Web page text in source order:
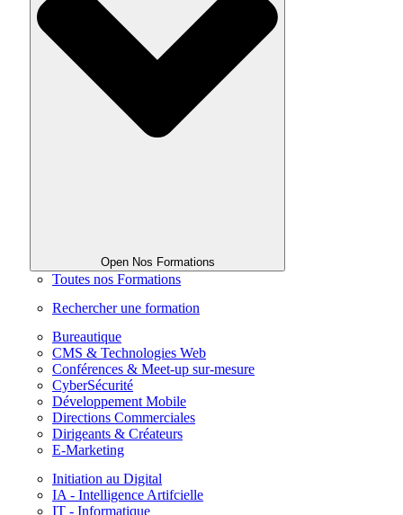
Open Nos Formations
Toutes nos Formations
Rechercher une formation
Bureautique
CMS & Technologies Web
Conférences & Meet-up sur-mesure
CyberSécurité
Développement Mobile
Directions Commerciales
Dirigeants & Créateurs
E-Marketing
Initiation au Digital
IA - Intelligence Artifcielle
IT - Informatique